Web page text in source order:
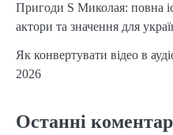
Пригоди S Миколая: повна
актори та значення для
Як конвертувати відео в
2026
Останні